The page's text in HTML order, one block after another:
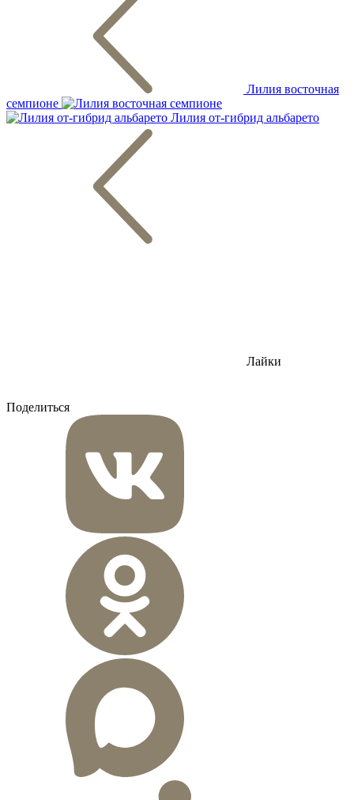
Лилия восточная
семпионе
Лилия от-гибрид альбарето
Лайки
Поделиться